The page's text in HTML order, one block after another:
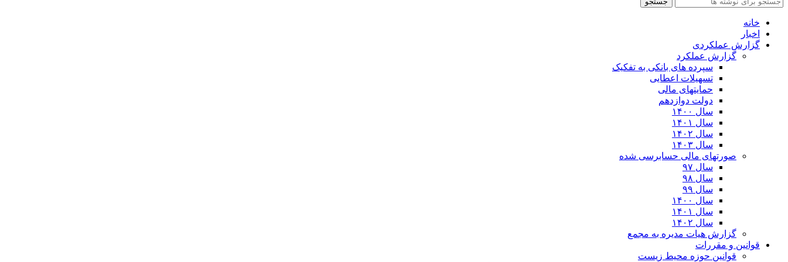
خانه
اخبار
گزارش عملکردی
گزارش عملکرد
سپرده های بانکی به تفکیک
تسهیلات اعطایی
حمایتهای مالی
دولت دوازدهم
سال ۱۴۰۰
سال ۱۴۰۱
سال ۱۴۰۲
سال ۱۴۰۳
صورتهای مالی حسابرسی شده
سال ۹۷
سال ۹۸
سال ۹۹
سال ۱۴۰۰
سال ۱۴۰۱
سال ۱۴۰۲
گزارش هیات مدیره به مجمع
قوانین و مقررات
قوانین حوزه محیط زیست